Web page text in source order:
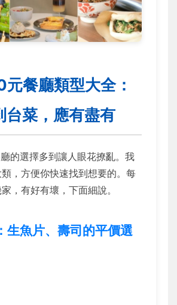
餐廳類型大全：
台菜，應有盡有
的選擇多到讓人眼花撩亂。我
，方便你快速找到想要的。每
，有好有壞，下面細說。
生魚片、壽司的平價選